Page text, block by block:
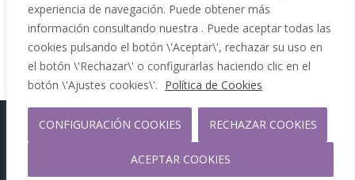
experiencia de navegación. Puede obtener más
información consultando nuestra . Puede aceptar todas las
cookies pulsando el botón \'Aceptar\', rechazar su uso en
el botón \'Rechazar\' o configurarlas haciendo clic en el
botón \'Ajustes cookies\'. Política de Cookies
CONFIGURACIÓN COOKIES RECHAZAR COOKIES
ACEPTAR COOKIES
Copyright 2012 - 2026 |
Facebook
Phone